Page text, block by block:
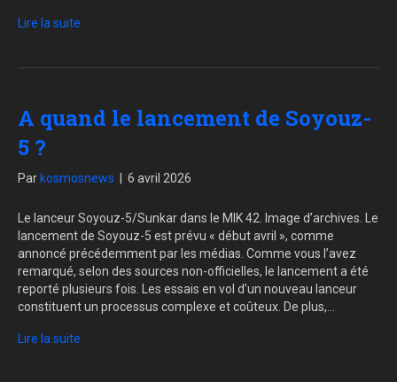
Lire la suite
A quand le lancement de Soyouz-
5 ?
Par kosmosnews 6 avril 2026
Le lanceur Soyouz-5/Sunkar dans le MIK 42. Image d’archives. Le
lancement de Soyouz-5 est prévu « début avril », comme
annoncé précédemment par les médias. Comme vous l’avez
remarqué, selon des sources non-officielles, le lancement a été
reporté plusieurs fois. Les essais en vol d’un nouveau lanceur
constituent un processus complexe et coûteux. De plus,…
Lire la suite